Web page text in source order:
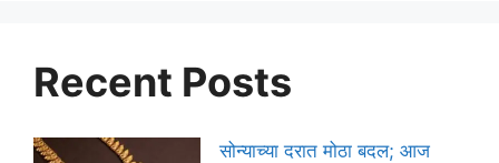
Recent Posts
सोन्याच्या दरात मोठा बदल; आज